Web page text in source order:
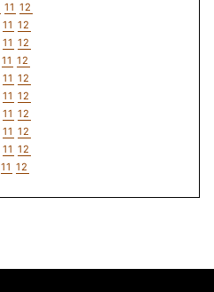
11 12
11 12
11 12
11 12
11 12
11 12
11 12
11 12
11 12
11 12